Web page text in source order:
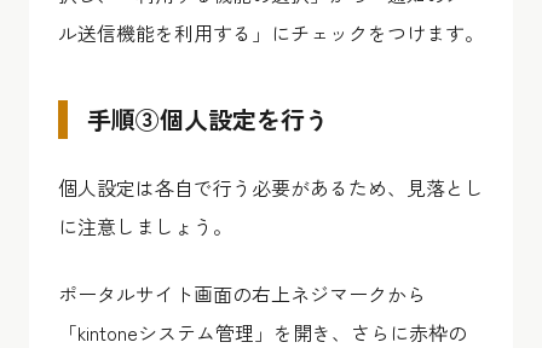
ル送信機能を利用する」にチェックをつけます。
手順③個人設定を行う
個人設定は各自で行う必要があるため、見落とし
に注意しましょう。
ポータルサイト画面の右上ネジマークから
「kintoneシステム管理」を開き、さらに赤枠の